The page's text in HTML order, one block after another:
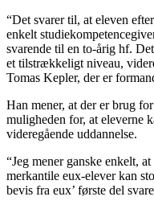
“Det svarer til, at eleven
enkelt
svarende til en to-årig hf.
et tilstrækkeligt niveau,
Tomas Kepler, der er
Han mener, at der er brug
muligheden for, at eleverne
videregående uddannelse.
“Jeg mener ganske enkelt,
merkantile eux-elever kan
bevis fra eux’ første del